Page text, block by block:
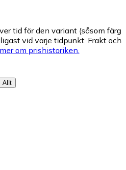
tid för den variant (såsom färg
vid varje tidpunkt. Frakt och
om prishistoriken.
Allt